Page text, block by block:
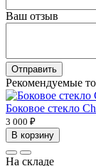
Ваш отзыв
Отправить
Рекомендуемые
Боковое стекло
3 000 ₽
В корзину
На складе